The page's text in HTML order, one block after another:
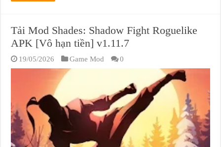
Tải Mod Shades: Shadow Fight Roguelike
APK [Vô hạn tiền] v1.11.7
19/05/2026 Game Mod 0